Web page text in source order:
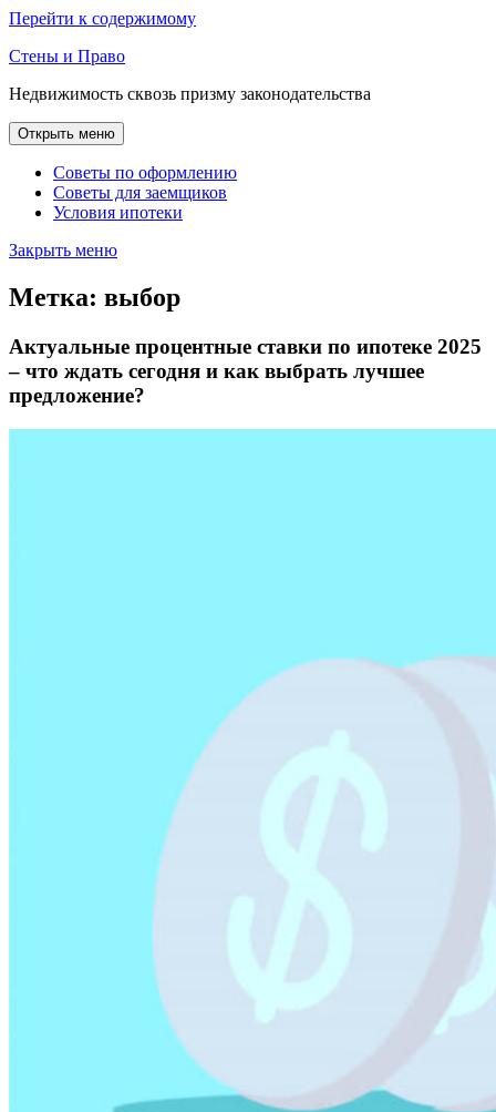
Перейти к содержимому
Стены и Право
Недвижимость сквозь призму законодательства
Открыть меню
Советы по оформлению
Советы для заемщиков
Условия ипотеки
Закрыть меню
Метка: выбор
Актуальные процентные ставки по ипотеке 2025
– что ждать сегодня и как выбрать лучшее
предложение?